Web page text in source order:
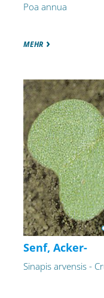
Poa annua
MEHR
Senf, Acker-
Sinapis arvensis -